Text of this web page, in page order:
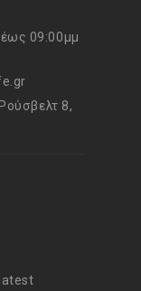
09:00μμ
8,